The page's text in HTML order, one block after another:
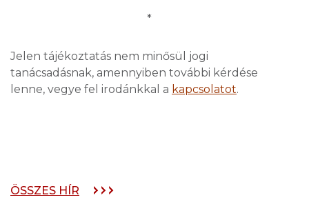
*
Jelen tájékoztatás nem minősül jogi
tanácsadásnak, amennyiben további kérdése
lenne, vegye fel irodánkkal a kapcsolatot.
ÖSSZES HÍR